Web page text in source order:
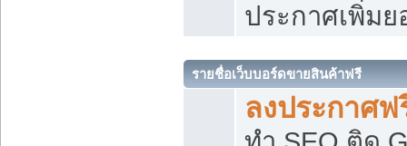
ประกาศเพิ่ม
รายชื่อเว็บบอร์ดขายสินค้าฟรี
ลงประกาศฟ